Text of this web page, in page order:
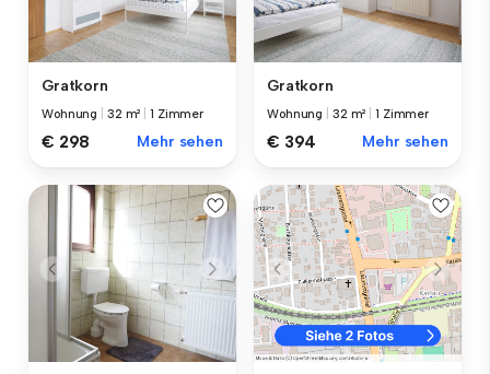
Gratkorn
Wohnung 32 m² |1 Zimmer
€ 298 Mehr sehen
Gratkorn
Wohnung 32 m² |1 Zimmer
€ 394 Mehr sehen